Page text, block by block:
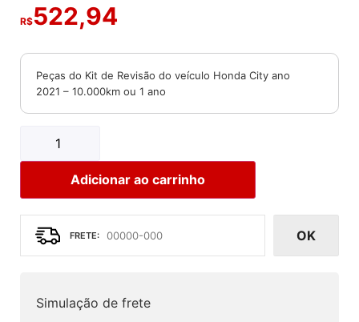
R$522,94
Peças do Kit de Revisão do veículo Honda City ano
2021 – 10.000km ou 1 ano
Adicionar ao carrinho
OK
Simulação de frete